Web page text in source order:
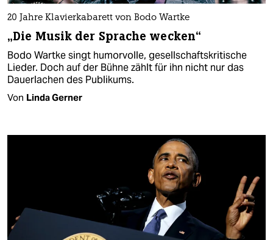
20 Jahre Klavierkabarett von Bodo Wartke
„Die Musik der Sprache wecken“
Bodo Wartke singt humorvolle, gesellschaftskritische
Lieder. Doch auf der Bühne zählt für ihn nicht nur das
Dauerlachen des Publikums.
Von Linda Gerner